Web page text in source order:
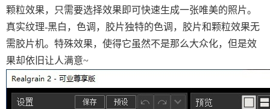
颗粒效果，只需要选择效果即可快速生成一张唯美的照片。
真实纹理-黑白，色调，胶片独特的色调，胶片和颗粒效果无
需胶片机。特殊效果，使得它虽然不是那么大众化，但是效
果却依旧让人满意~